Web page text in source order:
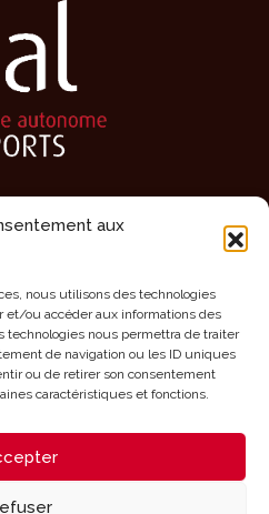
aux
nous utilisons des technologies
ou accéder aux informations des
technologies nous permettra de traiter
de navigation ou les ID uniques
ou de retirer son consentement
caractéristiques et fonctions.